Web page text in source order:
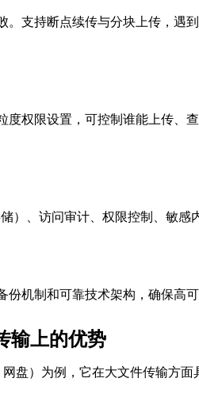
。支持断点续传与分块上传，遇
度权限设置，可控制谁能上传、
）、访问审计、权限控制、敏感
机制和可靠技术架构，确保高可
输上的优势
盘）为例，它在大文件传输方面